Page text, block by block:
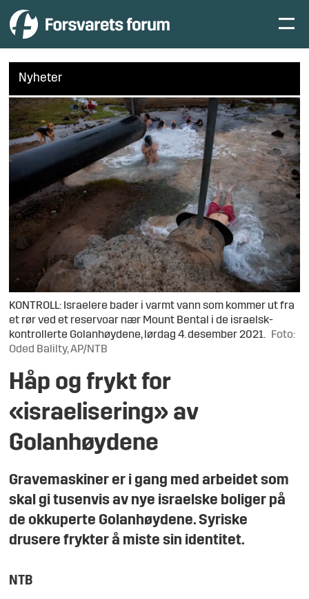
Nyheter
KONTROLL: Israelere bader i varmt vann som kommer ut fra
et rør ved et reservoar nær Mount Bental i de israelsk-
kontrollerte Golanhøydene, lørdag 4. desember 2021.
Foto:
Oded Balilty, AP/NTB
Håp og frykt for
«israelisering» av
Golanhøydene
Gravemaskiner er i gang med arbeidet som
skal gi tusenvis av nye israelske boliger på
de okkuperte Golanhøydene. Syriske
drusere frykter å miste sin identitet.
NTB